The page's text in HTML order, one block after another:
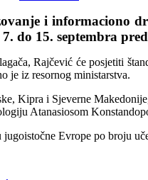
i informaciono
do 15. septembra
Rajčević će posjetiti
je iz resornog ministarstva.
Kipra i Sjeverne
Atanasiosom
Evrope po broju